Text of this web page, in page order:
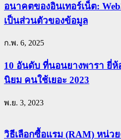
อนาคตของอินเทอร์เน็ต:
เป็นส่วนตัวของข้อมูล
ก.พ. 6, 2025
10 อันดับ ที่นอนยางพารา ยี่
นิยม คนใช้เยอะ 2023
พ.ย. 3, 2023
วิธีเลือกซื้อแรม (RAM) หน่ว